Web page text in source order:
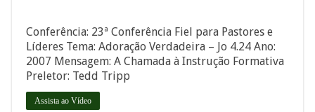
Conferência: 23ª Conferência Fiel para Pastores e
Líderes Tema: Adoração Verdadeira – Jo 4.24 Ano:
2007 Mensagem: A Chamada à Instrução Formativa
Preletor: Tedd Tripp
Assista ao Vídeo